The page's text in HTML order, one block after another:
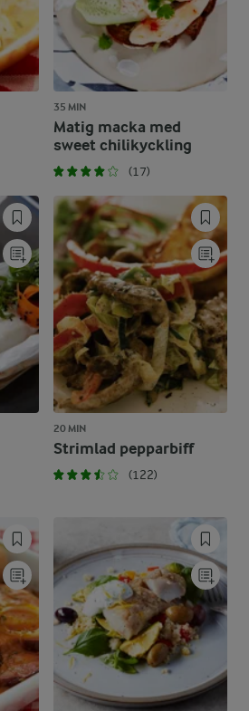
35 MIN
Matig macka med
sweet chilikyckling
(17)
20 MIN
Strimlad pepparbiff
(122)